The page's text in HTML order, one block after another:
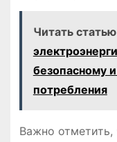
Читать статью
безопасному
потребления
Важно отметить,